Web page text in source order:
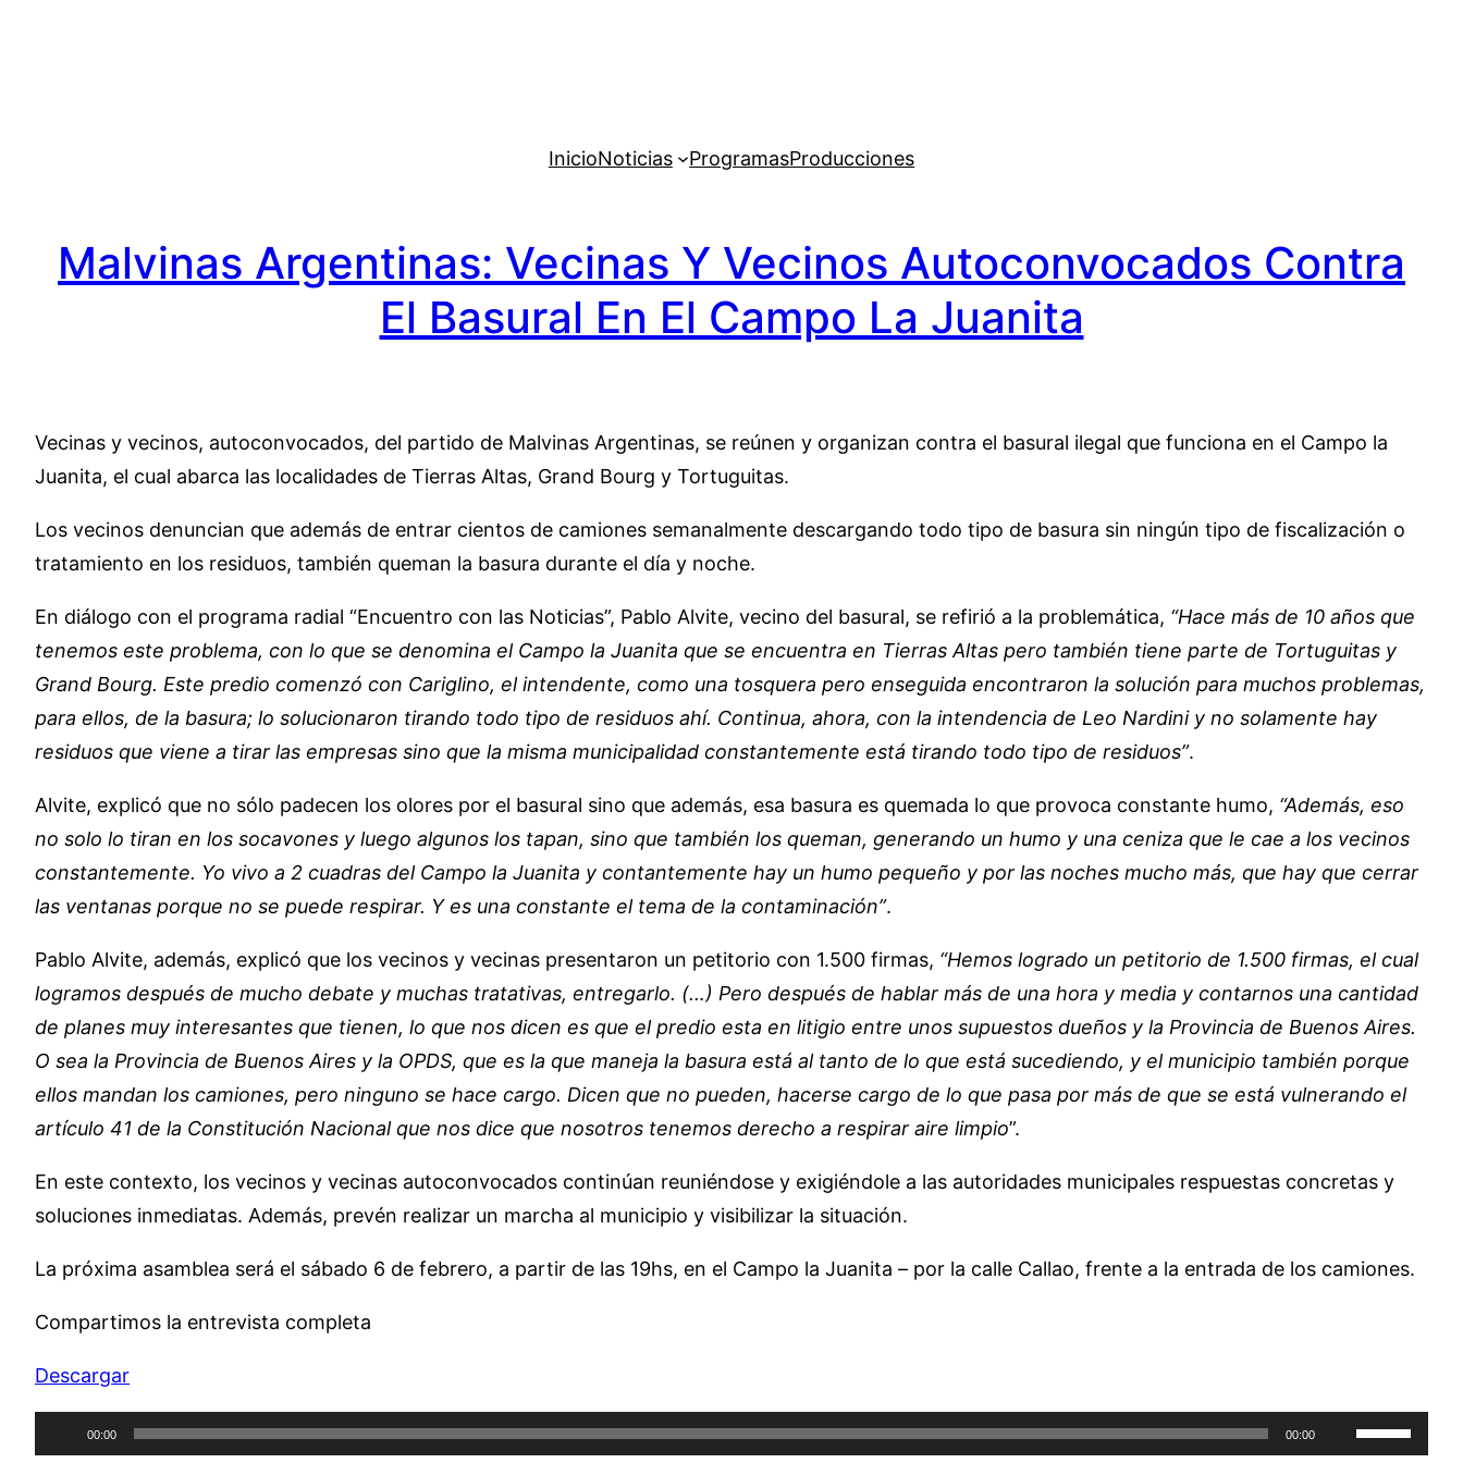
InicioNoticias ProgramasProducciones
Malvinas Argentinas: Vecinas Y Vecinos Autoconvocados Contra
El Basural En El Campo La Juanita
Vecinas y vecinos, autoconvocados, del partido de Malvinas Argentinas, se reúnen y organizan contra el basural ilegal que funciona en el Campo la
Juanita, el cual abarca las localidades de Tierras Altas, Grand Bourg y Tortuguitas.
Los vecinos denuncian que además de entrar cientos de camiones semanalmente descargando todo tipo de basura sin ningún tipo de fiscalización o
tratamiento en los residuos, también queman la basura durante el día y noche.
En diálogo con el programa radial “Encuentro con las Noticias”, Pablo Alvite, vecino del basural, se refirió a la problemática, “Hace más de 10 años que
tenemos este problema, con lo que se denomina el Campo la Juanita que se encuentra en Tierras Altas pero también tiene parte de Tortuguitas y
Grand Bourg. Este predio comenzó con Cariglino, el intendente, como una tosquera pero enseguida encontraron la solución para muchos problemas,
para ellos, de la basura; lo solucionaron tirando todo tipo de residuos ahí. Continua, ahora, con la intendencia de Leo Nardini y no solamente hay
residuos que viene a tirar las empresas sino que la misma municipalidad constantemente está tirando todo tipo de residuos”.
Alvite, explicó que no sólo padecen los olores por el basural sino que además, esa basura es quemada lo que provoca constante humo, “Además, eso
no solo lo tiran en los socavones y luego algunos los tapan, sino que también los queman, generando un humo y una ceniza que le cae a los vecinos
constantemente. Yo vivo a 2 cuadras del Campo la Juanita y contantemente hay un humo pequeño y por las noches mucho más, que hay que cerrar
las ventanas porque no se puede respirar. Y es una constante el tema de la contaminación”.
Pablo Alvite, además, explicó que los vecinos y vecinas presentaron un petitorio con 1.500 firmas, “Hemos logrado un petitorio de 1.500 firmas, el cual
logramos después de mucho debate y muchas tratativas, entregarlo. (…) Pero después de hablar más de una hora y media y contarnos una cantidad
de planes muy interesantes que tienen, lo que nos dicen es que el predio esta en litigio entre unos supuestos dueños y la Provincia de Buenos Aires.
O sea la Provincia de Buenos Aires y la OPDS, que es la que maneja la basura está al tanto de lo que está sucediendo, y el municipio también porque
ellos mandan los camiones, pero ninguno se hace cargo. Dicen que no pueden, hacerse cargo de lo que pasa por más de que se está vulnerando el
artículo 41 de la Constitución Nacional que nos dice que nosotros tenemos derecho a respirar aire limpio”.
En este contexto, los vecinos y vecinas autoconvocados continúan reuniéndose y exigiéndole a las autoridades municipales respuestas concretas y
soluciones inmediatas. Además, prevén realizar un marcha al municipio y visibilizar la situación.
La próxima asamblea será el sábado 6 de febrero, a partir de las 19hs, en el Campo la Juanita – por la calle Callao, frente a la entrada de los camiones.
Compartimos la entrevista completa
Descargar
Reproductor
00:00 00:00
Utiliza